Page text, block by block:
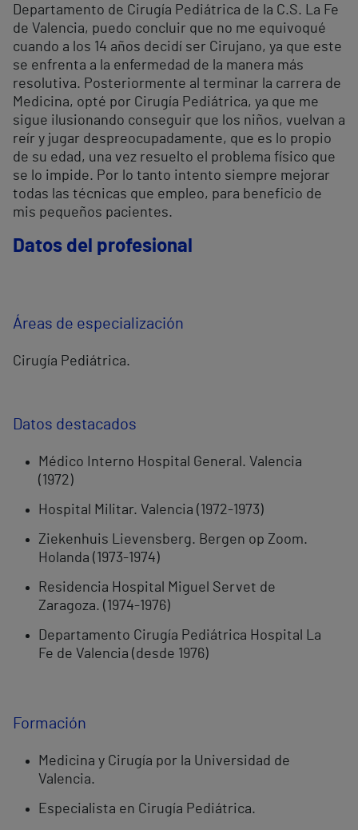
Departamento de Cirugía Pediátrica de la C.S. La Fe
de Valencia, puedo concluir que no me equivoqué
cuando a los 14 años decidí ser Cirujano, ya que este
se enfrenta a la enfermedad de la manera más
resolutiva. Posteriormente al terminar la carrera de
Medicina, opté por Cirugía Pediátrica, ya que me
sigue ilusionando conseguir que los niños, vuelvan a
reír y jugar despreocupadamente, que es lo propio
de su edad, una vez resuelto el problema físico que
se lo impide. Por lo tanto intento siempre mejorar
todas las técnicas que empleo, para beneficio de
mis pequeños pacientes.
Datos del profesional
Áreas de especialización
Cirugía Pediátrica.
Datos destacados
Médico Interno Hospital General. Valencia
(1972)
Hospital Militar. Valencia (1972-1973)
Ziekenhuis Lievensberg. Bergen op Zoom.
Holanda (1973-1974)
Residencia Hospital Miguel Servet de
Zaragoza. (1974-1976)
Departamento Cirugía Pediátrica Hospital La
Fe de Valencia (desde 1976)
Formación
Medicina y Cirugía por la Universidad de
Valencia.
Especialista en Cirugía Pediátrica.